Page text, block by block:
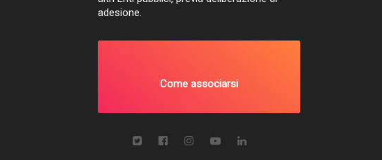
adesione.
Come associarsi